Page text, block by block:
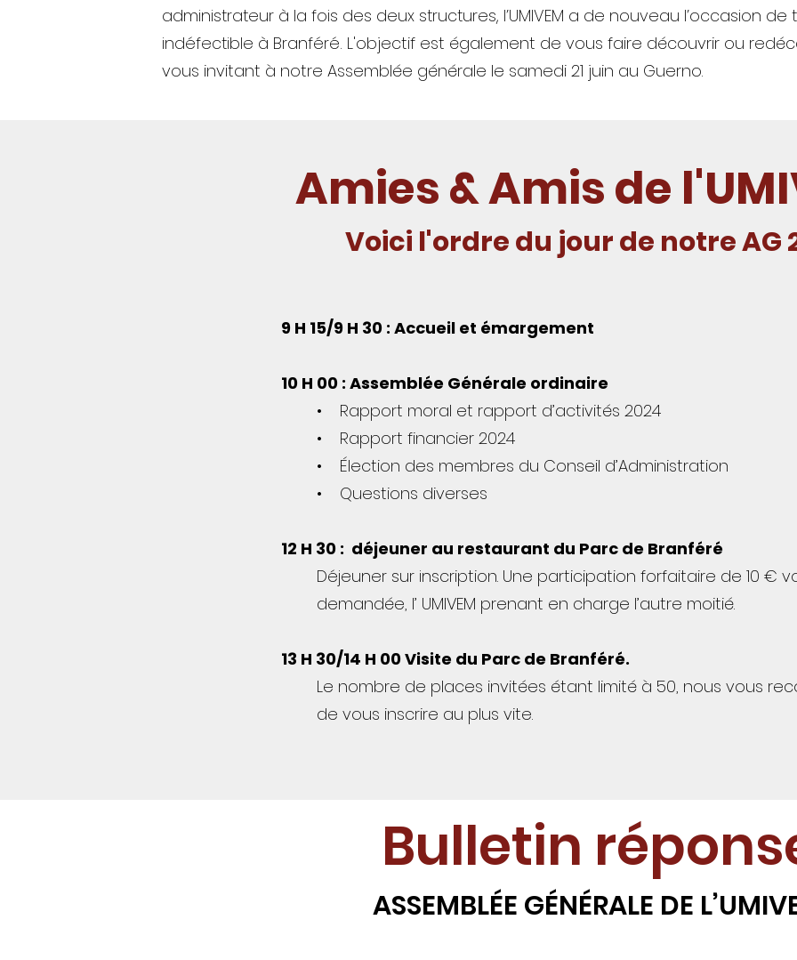
administrateur à la fois des deux structures, l’UMIVEM a de nouveau l’occasion
indéfectible à Branféré. L'objectif est également de vous faire découvrir ou
vous invitant à notre Assemblée générale le samedi 21 juin au Guerno.
Amies & Amis de
Voici l'ordre du jour de notre AG
9 H 15/9 H 30 : Accueil et émargement
10 H 00 : Assemblée Générale ordinaire
• Rapport moral et rapport d’activités 2024
• Rapport financier 2024
• Élection des membres du Conseil d’Administration
• Questions diverses
12 H 30 : déjeuner au restaurant du Parc de Branféré
Déjeuner sur inscription. Une participation forfaitaire de 10 €
demandée, l’ UMIVEM prenant en charge l’autre moitié.
13 H 30/14 H 00 Visite du Parc de Branféré.
Le nombre de places invitées étant limité à 50, nous vous
de vous inscrire au plus vite.
Bulletin
ASSEMBLÉE GÉNÉRALE DE